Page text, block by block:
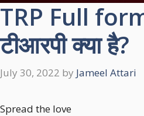
TRP Full
टीआरपी क्‍या है?
July 30, 2022 by Jameel Attari
Spread the love